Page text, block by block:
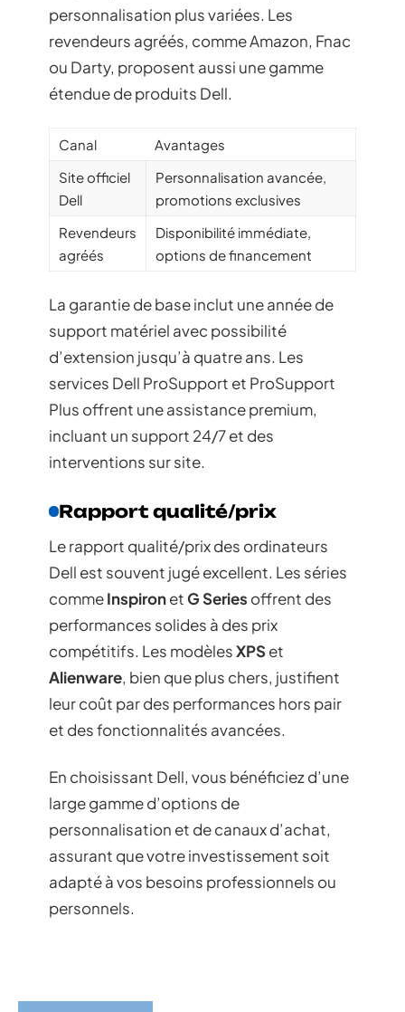
personnalisation plus variées. Les
revendeurs agréés, comme Amazon, Fnac
ou Darty, proposent aussi une gamme
étendue de produits Dell.
Canal
Avantages
Site officiel
Dell
Personnalisation avancée,
promotions exclusives
Revendeurs
agréés
Disponibilité immédiate,
options de financement
La garantie de base inclut une année de
support matériel avec possibilité
d’extension jusqu’à quatre ans. Les
services Dell ProSupport et ProSupport
Plus offrent une assistance premium,
incluant un support 24/7 et des
interventions sur site.
Rapport qualité/prix
Le rapport qualité/prix des ordinateurs
Dell est souvent jugé excellent. Les séries
commeInspironetG Series offrent des
performances solides à des prix
compétitifs. Les modèlesXPSet
Alienware, bien que plus chers, justifient
leur coût par des performances hors pair
et des fonctionnalités avancées.
En choisissant Dell, vous bénéficiez d’une
large gamme d’options de
personnalisation et de canaux d’achat,
assurant que votre investissement soit
adapté à vos besoins professionnels ou
personnels.